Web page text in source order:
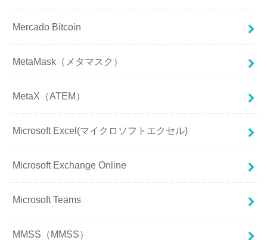
Mercado Bitcoin
MetaMask（メタマスク）
MetaX（ATEM）
Microsoft Excel(マイクロソフトエクセル)
Microsoft Exchange Online
Microsoft Teams
MMSS（MMSS）